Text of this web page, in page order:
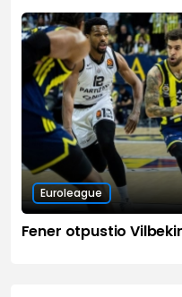
Euroleague
Fener otpustio